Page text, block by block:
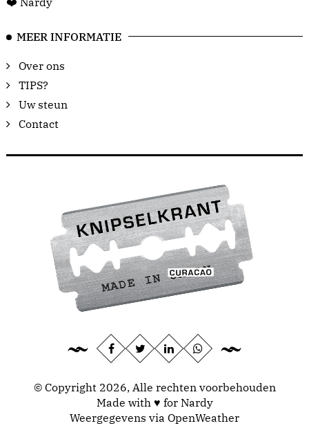
MEER INFORMATIE
Over ons
TIPS?
Uw steun
Contact
© Copyright 2026, Alle rechten voorbehouden
Made with ♥ for Nardy
Weergegevens via OpenWeather